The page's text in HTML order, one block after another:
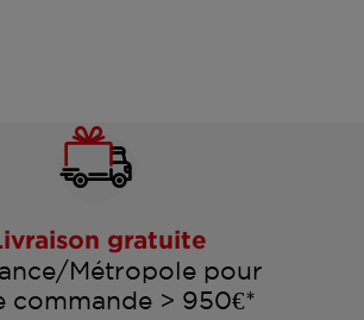
gratuite
Métropole pour
commande > 950€*